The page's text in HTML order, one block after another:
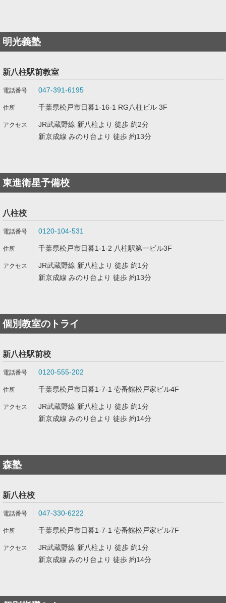
明光義塾
新八柱駅前教室
047-391-6195
千葉県松戸市日暮1-16-1 RG八柱ビル 3F
JR武蔵野線 新八柱より 徒歩 約2分
新京成線 みのり台より 徒歩 約13分
東進衛星予備校
八柱校
0120-104-531
千葉県松戸市日暮1-1-2 八柱駅第一ビル3F
JR武蔵野線 新八柱より 徒歩 約1分
新京成線 みのり台より 徒歩 約13分
個別教室のトライ
新八柱駅前校
0120-555-202
千葉県松戸市日暮1-7-1 壱番館松戸家ビル4F
JR武蔵野線 新八柱より 徒歩 約1分
新京成線 みのり台より 徒歩 約14分
森塾
新八柱校
047-330-6222
千葉県松戸市日暮1-7-1 壱番館松戸家ビル7F
JR武蔵野線 新八柱より 徒歩 約1分
新京成線 みのり台より 徒歩 約14分